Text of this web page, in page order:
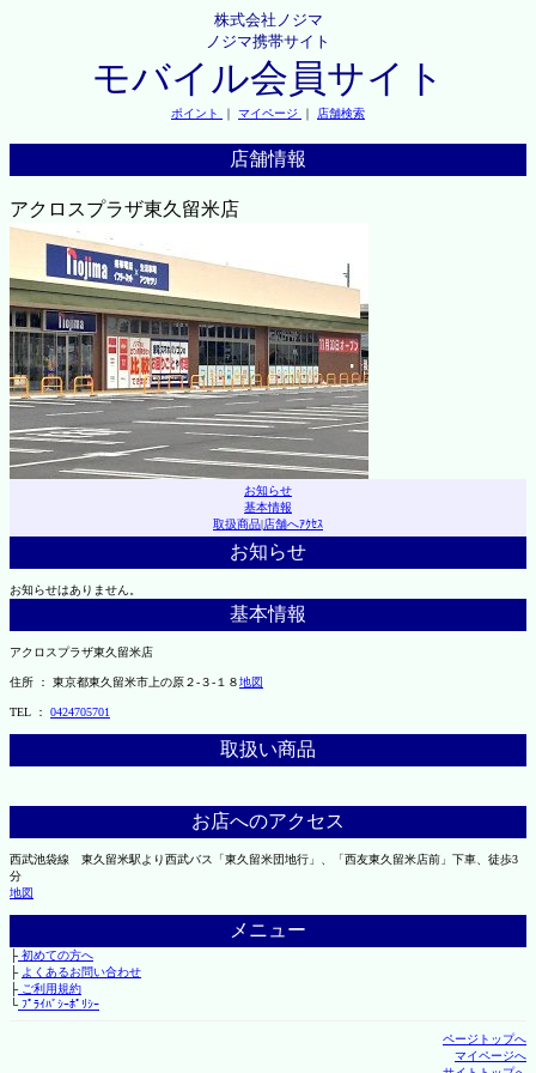
株式会社ノジマ
ノジマ携帯サイト
モバイル会員サイト
ポイント ｜ マイページ ｜ 店舗検索
店舗情報
アクロスプラザ東久留米店
お知らせ
基本情報
取扱商品|店舗へｱｸｾｽ
お知らせ
お知らせはありません。
基本情報
アクロスプラザ東久留米店
住所 ： 東京都東久留米市上の原２-３-１８地図
TEL ： 0424705701
取扱い商品
お店へのアクセス
西武池袋線 東久留米駅より西武バス「東久留米団地行」、「西友東久留米店前」下車、徒歩3
分
地図
メニュー
├初めての方へ
├ よくあるお問い合わせ
├ご利用規約
└ﾌﾟﾗｲﾊﾞｼｰﾎﾟﾘｼｰ
ページトップへ
マイページへ